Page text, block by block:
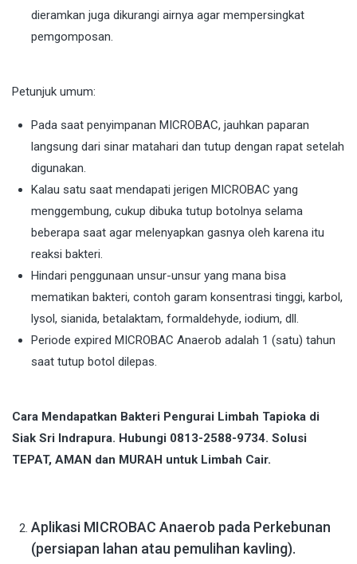
dieramkan juga dikurangi airnya agar mempersingkat
pemgomposan.
Petunjuk umum:
Pada saat penyimpanan MICROBAC, jauhkan paparan
langsung dari sinar matahari dan tutup dengan rapat setelah
digunakan.
Kalau satu saat mendapati jerigen MICROBAC yang
menggembung, cukup dibuka tutup botolnya selama
beberapa saat agar melenyapkan gasnya oleh karena itu
reaksi bakteri.
Hindari penggunaan unsur-unsur yang mana bisa
mematikan bakteri, contoh garam konsentrasi tinggi, karbol,
lysol, sianida, betalaktam, formaldehyde, iodium, dll.
Periode expired MICROBAC Anaerob adalah 1 (satu) tahun
saat tutup botol dilepas.
Cara Mendapatkan Bakteri Pengurai Limbah Tapioka di
Siak Sri Indrapura. Hubungi 0813-2588-9734. Solusi
TEPAT, AMAN dan MURAH untuk Limbah Cair.
Aplikasi MICROBAC Anaerob pada Perkebunan
(persiapan lahan atau pemulihan kavling).